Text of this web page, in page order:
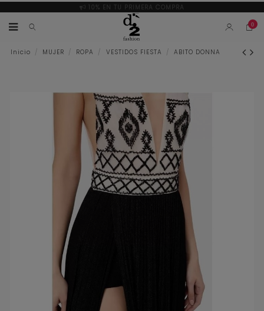
10% EN TU PRIMERA COMPRA
0
Inicio MUJER ROPA VESTIDOS FIESTA ABITO DONNA